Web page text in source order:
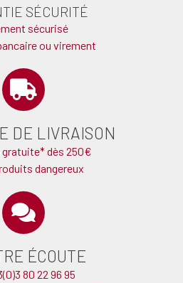
SÉCURITÉ
sécurisé
ou virement
DE LIVRAISON
dès 250€
dangereux
ÉCOUTE
80 22 96 95